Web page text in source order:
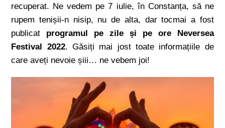
recuperat. Ne vedem pe 7 iulie, în Constanța, să ne
rupem tenișii-n nisip, nu de alta, dar tocmai a fost
publicat programul pe zile și pe ore Neversea
Festival 2022. Găsiți mai jost toate informațiile de
care aveți nevoie șiii… ne vebem joi!